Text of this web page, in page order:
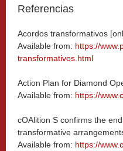
Referencias
Acordos transformativos
Available from: https://
transformativos.html
Action Plan for Diamond
Available from: https://
cOAlition S confirms the
transformative
Available from: https://